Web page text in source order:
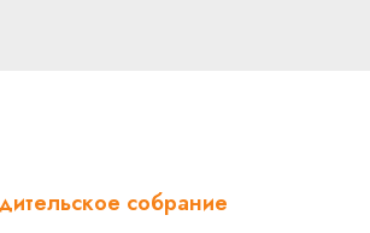
собрание